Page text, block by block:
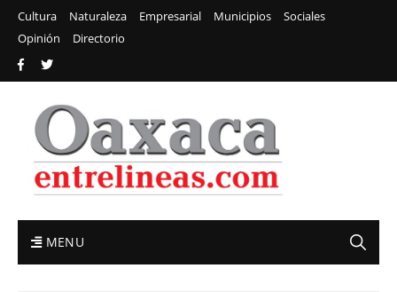
Cultura Naturaleza Empresarial Municipios
Sociales
Opinión
Directorio
MENU